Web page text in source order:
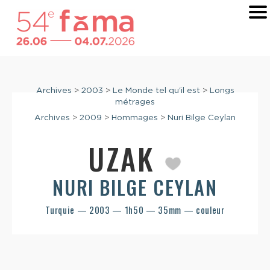
Archives > 2003 > Le Monde tel qu'il est> Longs
métrages
Archives > 2009 > Hommages > Nuri Bilge Ceylan
UZAK
NURI BILGE CEYLAN
Turquie — 2003 — 1h50 — 35mm — couleur